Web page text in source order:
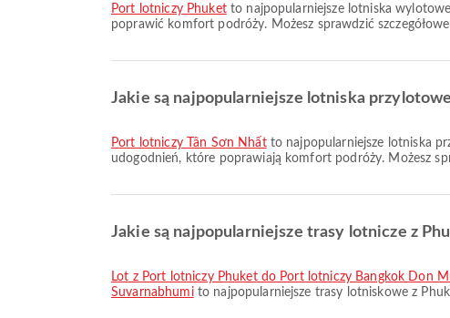
Port lotniczy Phuketto najpopularniejsze lotniska
poprawić komfort podróży. Możesz sprawdzić
Jakie są najpopularniejsze lotniska
Port lotniczy Tân Sơn Nhấtto najpopularniejsze lotniska
udogodnień, które poprawiają komfort podróży. Możesz
Jakie są najpopularniejsze trasy lotnicze z
lot z Port lotniczy Phuket do Port lotniczy Bangkok Don
Suvarnabhumito najpopularniejsze trasy lotniskowe z